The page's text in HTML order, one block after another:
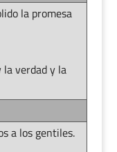
la promesa
la verdad y la
a los gentiles.